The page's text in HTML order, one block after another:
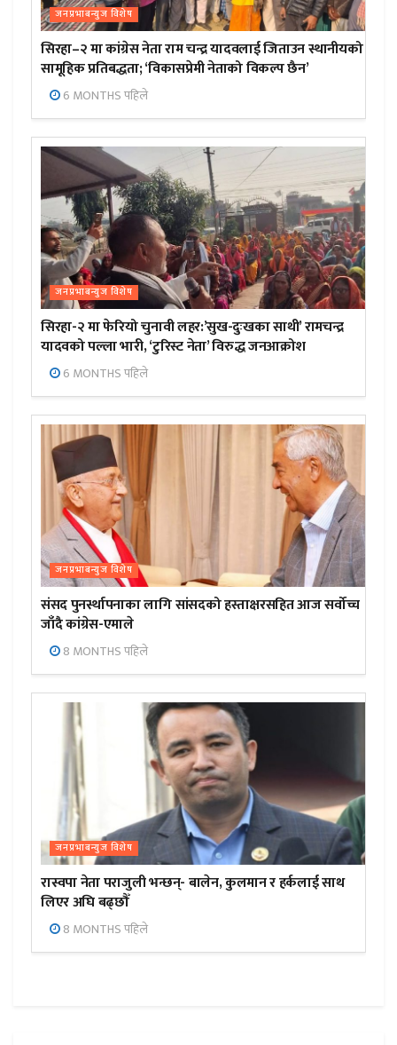
जनप्रभाबन्युज विशेष
सिरहा–२ मा कांग्रेस नेता राम चन्द्र यादवलाई जिताउन स्थानीयको
सामूहिक प्रतिबद्धता; ‘विकासप्रेमी नेताको विकल्प छैन’
6 MONTHS पहिले
जनप्रभाबन्युज विशेष
सिरहा-२ मा फेरियो चुनावी लहर:’सुख-दुःखका साथी’ रामचन्द्र
यादवको पल्ला भारी, ‘टुरिस्ट नेता’ विरुद्ध जनआक्रोश
6 MONTHS पहिले
जनप्रभाबन्युज विशेष
संसद पुनर्स्थापनाका लागि सांसदको हस्ताक्षरसहित आज सर्वोच्च
जाँदै कांग्रेस-एमाले
8 MONTHS पहिले
जनप्रभाबन्युज विशेष
रास्वपा नेता पराजुली भन्छन्- बालेन, कुलमान र हर्कलाई साथ
लिएर अघि बढ्छौँ
8 MONTHS पहिले